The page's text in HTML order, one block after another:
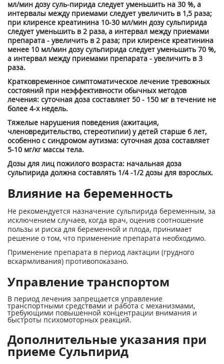
мл/мин дозу суль-пирида следует уменьшить на 30 %, а
интервалы между приемами следует увеличить в 1,5 раза;
при клиренсе креатинина 10-30 мл/мин дозу сульпирида
следует уменьшить в 2 раза, а интервал между приемами
препарата - увеличить в 2 раза; при клиренсе креатинина
менее 10 мл/мин дозу сульпирида следует уменьшить 70 %,
а интервал между приемами препарата - увеличить в 3
раза.
Кратковременное симптоматическое лечение тревожных
состояний при неэффективности обычных методов
лечения: суточная доза составляет 50 - 150 мг в течение не
более 4-х недель.
Тяжелые нарушения поведения (ажитация,
членовредительство, стереотипии) у детей старше 6 лет,
особенно с синдромом аутизма: суточная доза составляет
5-10 мг/кг массы тела.
Дозы для лиц пожилого возраста: начальная доза
сульпирида должна составлять 1/4 -1/2 дозы для взрослых.
Влияние на беременность
Не рекомендуется назначение сульпирида беременным, за
исключением случаев, когда врач, оценив соотношение
пользы и риска для беременной и плода, принимает
решение о том, что применение препарата необходимо.
Применение препарата в период лактации (грудного
вскармливания) противопоказано.
Управление транспортом
В период лечения запрещается управление
транспортными средствами и работа с механизмами,
требующими повышенной концентрации внимания и
быстроты психомоторных реакций.
Дополнительные указания при
приеме Сульпирид